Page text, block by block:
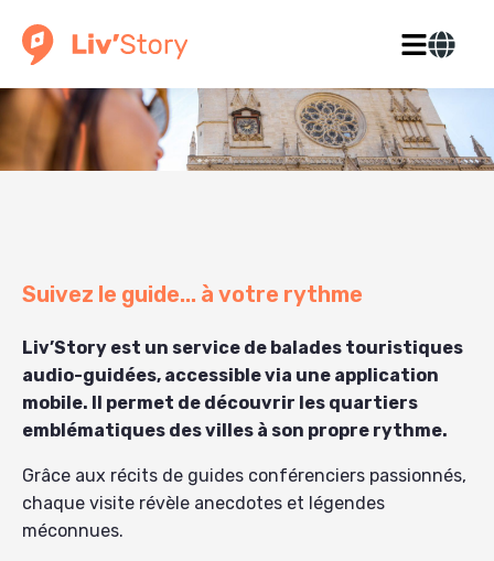
Suivez le guide... à votre rythme
Liv’Story est un service de balades touristiques
audio-guidées, accessible via une application
mobile. Il permet de découvrir les quartiers
emblématiques des villes à son propre rythme.
Grâce aux récits de guides conférenciers passionnés,
chaque visite révèle anecdotes et légendes
méconnues.